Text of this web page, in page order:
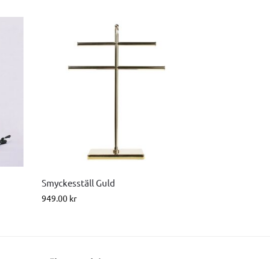
Smyckesställ Guld
949.00 kr